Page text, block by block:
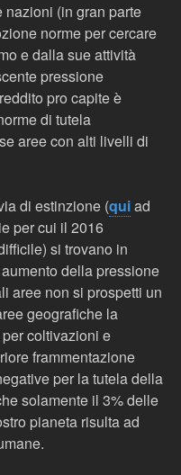
(in gran parte
norme per cercare
e dalla sue attività
pressione
pro capite è
di tutela
aree con alti livelli di
di estinzione (quiad
per cui il 2016
si trovano in
della pressione
aree non si prospetti un
geografiche la
coltivazioni e
frammentazione
per la tutela della
solamente il 3% delle
pianeta risulta ad